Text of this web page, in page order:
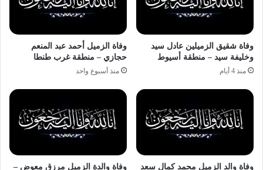
وفاة شقيق الزميلين عادل سيد
وخليفة سيد – منطقة أسيوط
منذ 4 أيام
وفاة الزميل أحمد عبد المنعم
حجازي – منطقة غرب طنطا
منذ أسبوع واحد
وفاة والد الزميل محمد كمال سعد
وفاة والدة الزميل مرزق معوض –